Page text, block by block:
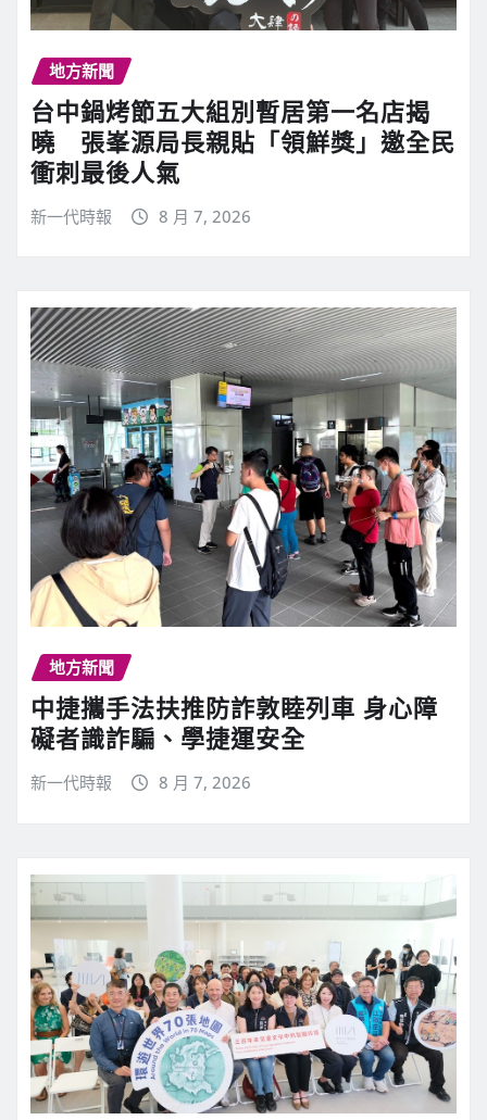
地方新聞
台中鍋烤節五大組別暫居第一名店揭
曉 張峯源局長親貼「領鮮獎」邀全民
衝刺最後人氣
新一代時報 8 月 7, 2026
地方新聞
中捷攜手法扶推防詐敦睦列車 身心障
礙者識詐騙、學捷運安全
新一代時報 8 月 7, 2026